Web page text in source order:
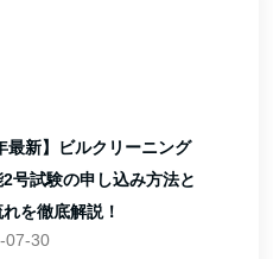
最新】ビルクリーニング
号試験の申し込み方法と
を徹底解説！
07-30